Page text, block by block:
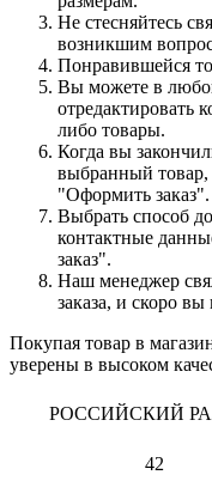
Не стесняйтесь
возникшим
Понравившейся
Вы можете в
отредактировать
либо товары.
Когда вы
выбранный товар,
"Оформить заказ".
Выбрать способ
контактные
заказ".
Наш менеджер
заказа, и скоро
Покупая товар в
уверены в высоком
РОССИЙСКИЙ
42